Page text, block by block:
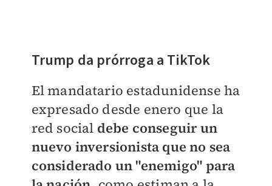
Trump da prórroga a TikTok
El mandatario estadunidense ha
expresado desde enero que la
red social debe conseguir un
nuevo inversionista que no sea
considerado un "enemigo" para